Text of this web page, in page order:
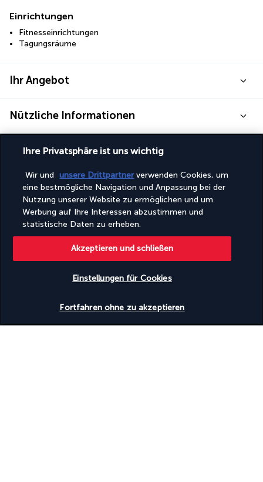
Einrichtungen
Fitnesseinrichtungen
Tagungsräume
Ihr Angebot
Nützliche Informationen
Turkish Airlines Holidays
Bewertet4,2/ 5
Basierend auf945Meinungen
Ihre Privatsphäre ist uns wichtig
Wir und unsere Drittpartnerverwenden Cookies, um
eine bestmögliche Navigation und Anpassung bei der
Nutzung unserer Website zu ermöglichen und um
Werbung auf Ihre Interessen abzustimmen und
statistische Daten zu erheben.
Einstellungen für Cookies
Fortfahren ohne zu akzeptieren
Akzeptieren und schließen